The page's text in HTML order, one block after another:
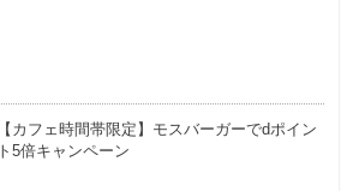
【カフェ時間帯限定】モスバーガーでdポイン
ト5倍キャンペーン